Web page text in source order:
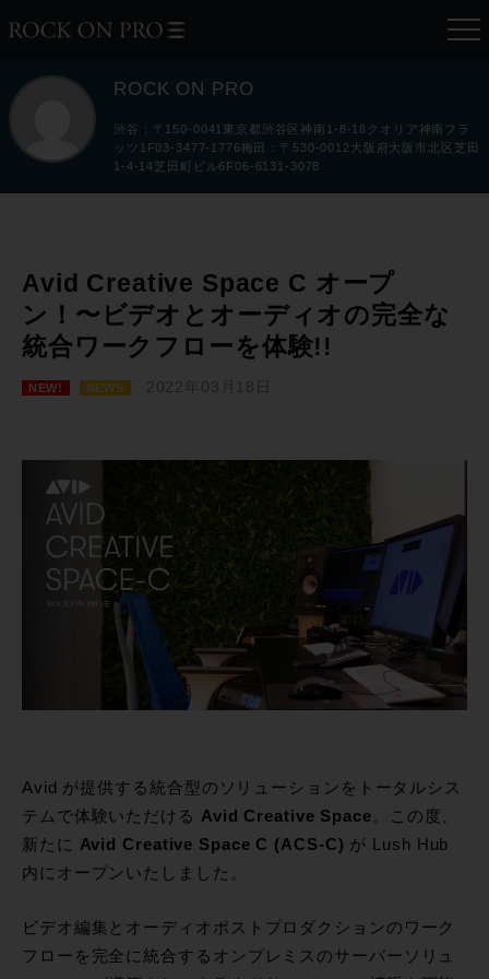
ROCK ON PRO
渋谷：〒150-0041東京都渋谷区神南1-8-18クオリア神南フラ
ッツ1F03-3477-1776梅田：〒530-0012大阪府大阪市北区芝田
1-4-14芝田町ビル6F06-6131-3078
Avid Creative Space C オープ
ン！〜ビデオとオーディオの完全な
統合ワークフローを体験!!
NEW! NEWS 2022年03月18日
Avid が提供する統合型のソリューションをトータルシス
テムで体験いただける Avid Creative Space 。この度、
新たに Avid Creative Space C (ACS-C) が Lush Hub
内にオープンいたしました。
ビデオ編集とオーディオポストプロダクションのワーク
フローを完全に統合するオンプレミスのサーバーソリュ